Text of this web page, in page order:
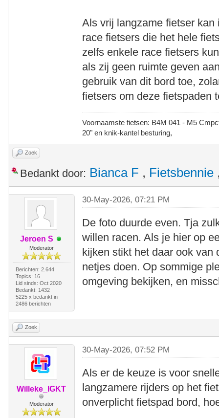
Als vrij langzame fietser
race fietsers die het hele
zelfs enkele race fietsers
als zij geen ruimte geven
gebruik van dit bord toe,
fietsers om deze fietspaden
Voornaamste fietsen: B4M 041 - M5
20" en knik-kantel besturing,
Zoek
Bedankt door: Bianca F , Fietsbennie
Jeroen S
Moderator
Berichten: 2.644
Topics: 16
Lid sinds: Oct 2020
Bedankt: 1432
5225 x bedankt in
2486 berichten
30-May-2026, 07:21 PM
De foto duurde even. Tja
willen racen. Als je hier op
kijken stikt het daar ook van
netjes doen. Op sommige
omgeving bekijken, en
Zoek
Willeke_IGKT
Moderator
30-May-2026, 07:52 PM
Als er de keuze is voor
langzamere rijders op het
onverplicht fietspad bord,